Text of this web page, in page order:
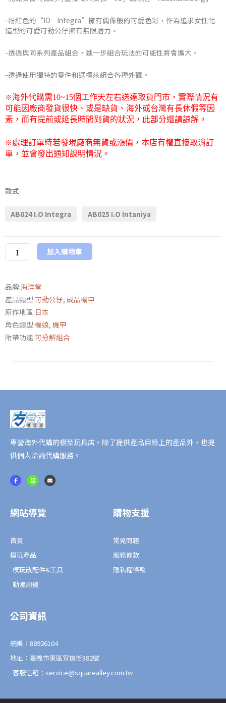
圍：
NT$1,738
到
NT$4,210
-粉紅色的“IO Integra”擁有偶像般的可愛色彩，作為追求女性化
造型的可愛可動公仔擁有無限潛力。
-透過與同系列產品組合，進一步組合玩法的可能性將會擴大。
-透過使用獨特的零件和選擇來組合各種外觀。
※海外代購需10~15個工作天左右送達取貨門市， 實際情況有
可能因廠商發貨很快、或是缺貨、海外或台灣有長休假等因
素，而有提前或延長時間到貨的狀況，此部分還請諒解。
※處理訂單時若發現廠商無貨或漲價，本店有權直接取消訂
單，並會發出通知說明情況。
款式
AB024 I.O Integra AB025 I.O Intaniya
版
洋
AssembleBorg
NEXUS
列
數
量
加入購物車
品牌:海洋堂
產品類型:可動公仔, 成品機甲
原作地區:日本
角色類型:機娘, 機甲
附帶功能:可分解組合
專營海外代購的模型玩具店。除了提供產品目錄上的產品外，也提
供個人洽詢代購服務。
F
a
c
k
-
L
i
n
E
n
v
網站導覽
首頁
模玩產品
模玩改配件&工具
動漫周邊
購物支援
常見問題
服務條款
隱私權條款
公司資訊
統編：88926104
地址：嘉義市東區宣信街382號
客服信箱：service@squarealley.com.tw